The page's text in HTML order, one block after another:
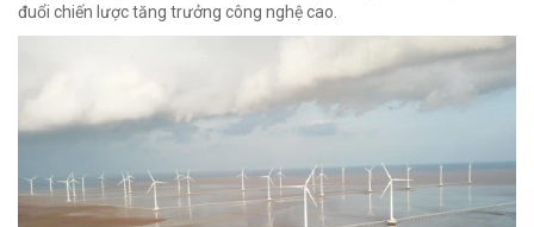
đuổi chiến lược tăng trưởng công nghệ cao.